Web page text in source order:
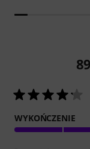
89
WYKOŃCZENIE